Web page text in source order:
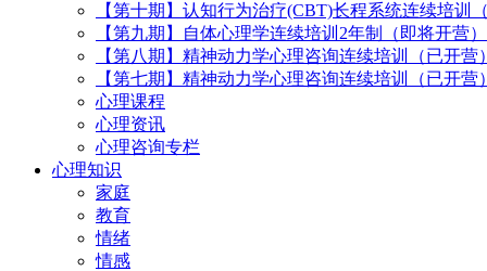
【第十期】认知行为治疗(CBT)长程系统连续培训
【第九期】自体心理学连续培训2年制（即将开营）
【第八期】精神动力学心理咨询连续培训（已开营）
【第七期】精神动力学心理咨询连续培训（已开营）
心理课程
心理资讯
心理咨询专栏
心理知识
家庭
教育
情绪
情感